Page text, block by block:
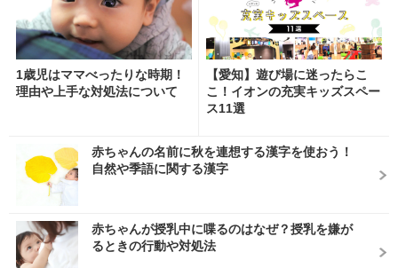
1歳児はママべったりな時期！
理由や上手な対処法について
【愛知】遊び場に迷ったらこ
こ！イオンの充実キッズスペー
ス11選
赤ちゃんの名前に秋を連想する漢字を使おう！
自然や季語に関する漢字
赤ちゃんが授乳中に喋るのはなぜ？授乳を嫌が
るときの行動や対処法